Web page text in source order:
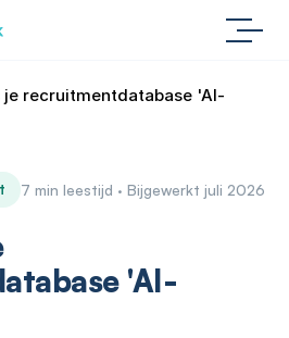
je recruitmentdatabase 'AI-
7 min leestijd · Bijgewerkt juli 2026
'AI-